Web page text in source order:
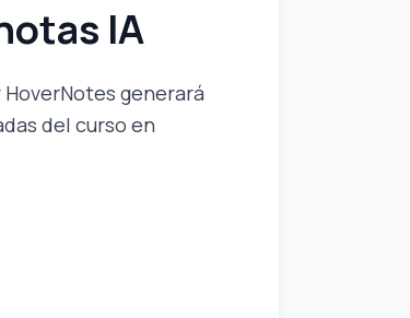
IA
HoverNotes generará
del curso en